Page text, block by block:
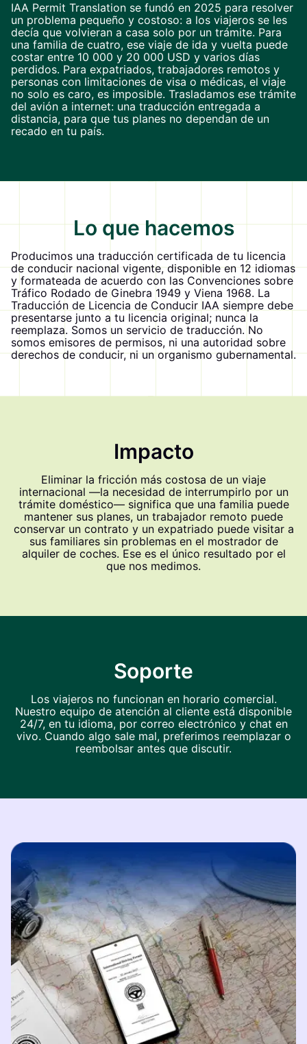
IAA Permit Translation se fundó en 2025 para resolver
un problema pequeño y costoso: a los viajeros se les
decía que volvieran a casa solo por un trámite. Para
una familia de cuatro, ese viaje de ida y vuelta puede
costar entre 10 000 y 20 000 USD y varios días
perdidos. Para expatriados, trabajadores remotos y
personas con limitaciones de visa o médicas, el viaje
no solo es caro, es imposible. Trasladamos ese trámite
del avión a internet: una traducción entregada a
distancia, para que tus planes no dependan de un
recado en tu país.
Lo que hacemos
Producimos una traducción certificada de tu licencia
de conducir nacional vigente, disponible en 12 idiomas
y formateada de acuerdo con las Convenciones sobre
Tráfico Rodado de Ginebra 1949 y Viena 1968. La
Traducción de Licencia de Conducir IAA siempre debe
presentarse junto a tu licencia original; nunca la
reemplaza. Somos un servicio de traducción. No
somos emisores de permisos, ni una autoridad sobre
derechos de conducir, ni un organismo gubernamental.
Impacto
Eliminar la fricción más costosa de un viaje
internacional —la necesidad de interrumpirlo por un
trámite doméstico— significa que una familia puede
mantener sus planes, un trabajador remoto puede
conservar un contrato y un expatriado puede visitar a
sus familiares sin problemas en el mostrador de
alquiler de coches. Ese es el único resultado por el
que nos medimos.
Soporte
Los viajeros no funcionan en horario comercial.
Nuestro equipo de atención al cliente está disponible
24/7, en tu idioma, por correo electrónico y chat en
vivo. Cuando algo sale mal, preferimos reemplazar o
reembolsar antes que discutir.